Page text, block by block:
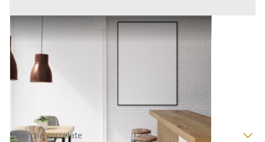
Arredamento Negozi all'asta a Nuoro
Nuoro (Nuoro)
Offerta minima
80 €
Ricerche correlate